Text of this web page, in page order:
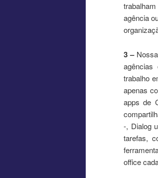
agência
3 –Nossa
trabalho
apenas
apps de
-, Dialog
tarefas,
office